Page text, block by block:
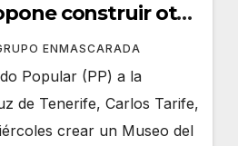
construir otro
pese a que
en 2017
ENMASCARADA
Popular (PP) a la
de Tenerife, Carlos Tarife,
crear un Museo del